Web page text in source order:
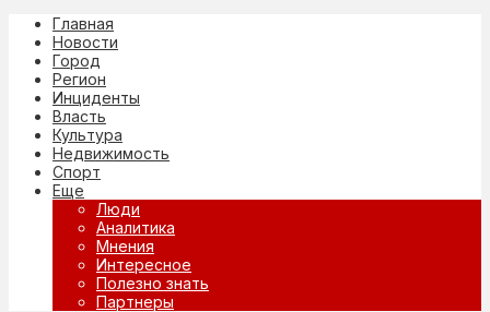
Главная
Новости
Город
Регион
Инциденты
Власть
Культура
Недвижимость
Спорт
Еще
Люди
Аналитика
Мнения
Интересное
Полезно знать
Партнеры